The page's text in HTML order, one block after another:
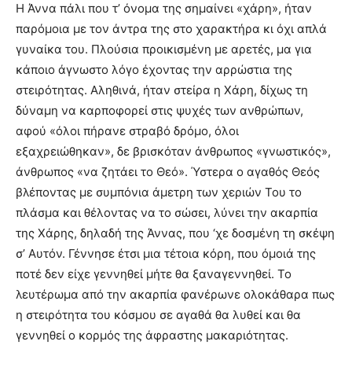
Η Άννα πάλι που τ’ όνομα της σημαίνει «χάρη», ήταν
παρόμοια με τον άντρα της στο χαρακτήρα κι όχι απλά
γυναίκα του. Πλούσια προικισμένη με αρετές, μα για
κάποιο άγνωστο λόγο έχοντας την αρρώστια της
στειρότητας. Αληθινά, ήταν στείρα η Χάρη, δίχως τη
δύναμη να καρποφορεί στις ψυχές των ανθρώπων,
αφού «όλοι πήρανε στραβό δρόμο, όλοι
εξαχρειώθηκαν», δε βρισκόταν άνθρωπος «γνωστικός»,
άνθρωπος «να ζητάει το Θεό». Ύστερα ο αγαθός Θεός
βλέποντας με συμπόνια άμετρη των χεριών Του το
πλάσμα και θέλοντας να το σώσει, λύνει την ακαρπία
της Χάρης, δηλαδή της Άννας, που ‘χε δοσμένη τη σκέψη
σ’ Αυτόν. Γέννησε έτσι μια τέτοια κόρη, που όμοιά της
ποτέ δεν είχε γεννηθεί μήτε θα ξαναγεννηθεί. Το
λευτέρωμα από την ακαρπία φανέρωνε ολοκάθαρα πως
η στειρότητα του κόσμου σε αγαθά θα λυθεί και θα
γεννηθεί ο κορμός της άφραστης μακαριότητας.